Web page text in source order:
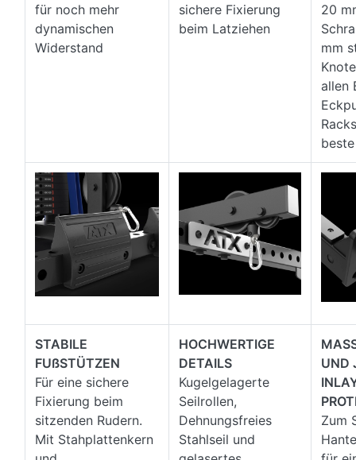
für noch mehr
dynamischen
Widerstand
sichere Fixierung
beim Latziehen
20
mm
allen
STABILE
FUßSTÜTZEN
Für eine sichere
Fixierung beim
sitzenden Rudern.
Mit Stahplattenkern
HOCHWERTIGE
DETAILS
Kugelgelagerte
Seilrollen,
Dehnungsfreies
Stahlseil und
UND
Zum